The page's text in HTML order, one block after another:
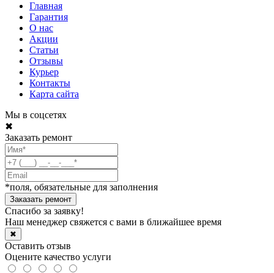
Главная
Гарантия
О нас
Акции
Статьи
Отзывы
Курьер
Контакты
Карта сайта
Мы в соцсетях
✖
Заказать ремонт
*поля, обязательные для заполнения
Спасибо за заявку!
Наш менеджер свяжется с вами в ближайшее время
✖
Оставить отзыв
Оцените качество услуги